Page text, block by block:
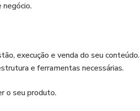
execução e venda do seu conteúdo.
e ferramentas necessárias.
o seu produto.